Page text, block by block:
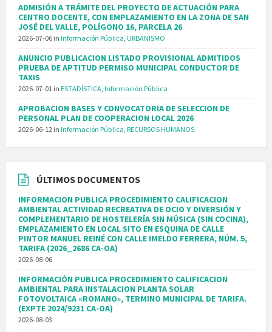
ADMISIÓN A TRÁMITE DEL PROYECTO DE ACTUACIÓN PARA
CENTRO DOCENTE, CON EMPLAZAMIENTO EN LA ZONA DE SAN
JOSÉ DEL VALLE, POLÍGONO 16, PARCELA 26
2026-07-06 in Información Pública, URBANISMO
ANUNCIO PUBLICACION LISTADO PROVISIONAL ADMITIDOS
PRUEBA DE APTITUD PERMISO MUNICIPAL CONDUCTOR DE
TAXIS
2026-07-01 in ESTADÍSTICA, Información Pública
APROBACION BASES Y CONVOCATORIA DE SELECCION DE
PERSONAL PLAN DE COOPERACION LOCAL 2026
2026-06-12 in Información Pública, RECURSOS HUMANOS
ÚLTIMOS DOCUMENTOS
INFORMACION PUBLICA PROCEDIMIENTO CALIFICACION
AMBIENTAL ACTIVIDAD RECREATIVA DE OCIO Y DIVERSIÓN Y
COMPLEMENTARIO DE HOSTELERÍA SIN MÚSICA (SIN COCINA),
EMPLAZAMIENTO EN LOCAL SITO EN ESQUINA DE CALLE
PINTOR MANUEL REINÉ CON CALLE IMELDO FERRERA, NÚM. 5,
TARIFA (2026_2686 CA-OA)
2026-08-06
INFORMACIÓN PUBLICA PROCEDIMIENTO CALIFICACION
AMBIENTAL PARA INSTALACION PLANTA SOLAR
FOTOVOLTAICA «ROMANO», TERMINO MUNICIPAL DE TARIFA.
(EXPTE 2024/9231 CA-OA)
2026-08-03